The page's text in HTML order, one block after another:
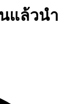
แล้วนำ